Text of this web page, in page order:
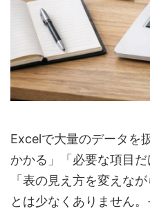
Excelで大量のデータを
かかる」「必要な項目だ
「表の見え方を変えな
とは少なくありません